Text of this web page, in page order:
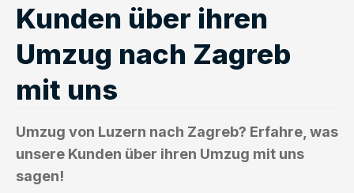
Kunden über ihren
Umzug nach Zagreb
mit uns
Umzug von Luzern nach Zagreb? Erfahre, was
unsere Kunden über ihren Umzug mit uns
sagen!